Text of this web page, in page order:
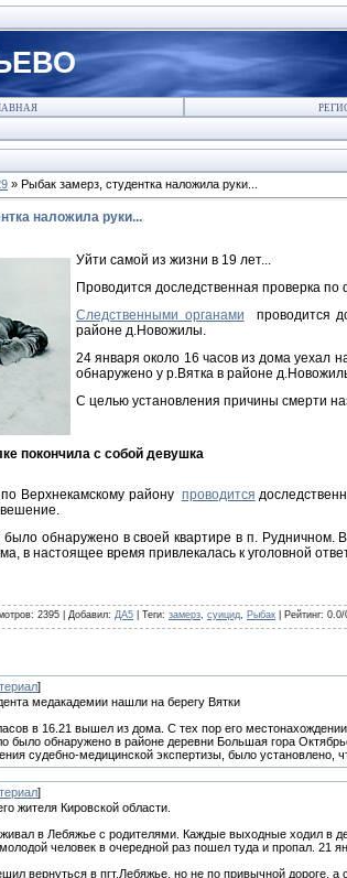
» Рыбак замерз, студентка наложила руки...
наложила руки...
Уйти самой из жизни в 19 лет...
Проводится доследственная проверка
Следственными органами проводится
районе д.Новожилы.
24 января около 16 часов из дома уехал
обнаружено у р.Вятка в районе
С целью установления причины смерти
покончила с собой девушка
Верхнекамскому району проводится
обнаружено в своей квартире в п. Рудничном.
в настоящее время привлекалась к уголовной
: 2395 | Добавил: ДА5 Теги: замерз, суицид, Рыбак Рейтинг: 0.0/
]
медакадемии нашли на берегу Вятки
в 16.21 вышел из дома. С тех пор его
было обнаружено в районе деревни Большая гора
судебно-медицинской экспертизы, было установлено,
]
жителя Кировской области.
в Лебяжье с родителями. Каждые выходные ходил в
человек в очередной раз пошел туда и пропал. 21
вернуться в пгт.Лебяжье, но не по привычной дороге,